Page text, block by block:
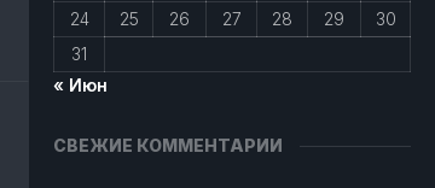
24
25 26 27 28 29
30
31
« Июн
СВЕЖИЕ КОММЕНТАРИИ